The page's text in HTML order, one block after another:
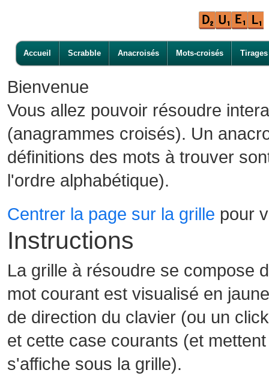
Accueil Scrabble Anacroisés Mots-croisés Tirages
Bienvenue
Vous allez pouvoir résoudre
(anagrammes croisés). Un
définitions des mots à trouver
l'ordre alphabétique).
Centrer la page sur la grille pour
Instructions
La grille à résoudre se compose
mot courant est visualisé en
de direction du clavier (ou un
et cette case courants (et
s'affiche sous la grille).